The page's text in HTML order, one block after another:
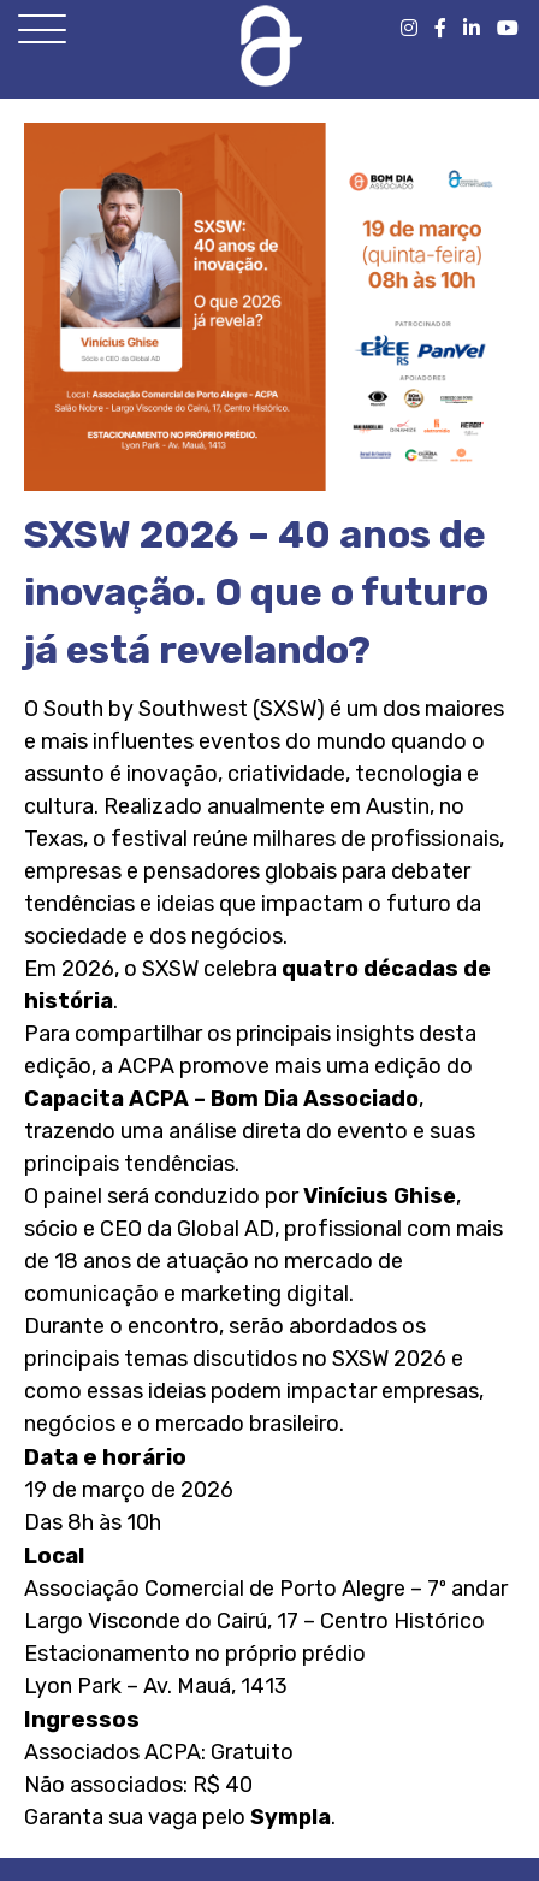
Open
SXSW 2026 – 40 anos de
inovação. O que o futuro
já está revelando?
O South by Southwest (SXSW) é um dos maiores
e mais influentes eventos do mundo quando o
assunto é inovação, criatividade, tecnologia e
cultura. Realizado anualmente em Austin, no
Texas, o festival reúne milhares de profissionais,
empresas e pensadores globais para debater
tendências e ideias que impactam o futuro da
sociedade e dos negócios.
Em 2026, o SXSW celebra quatro décadas de
história.
Para compartilhar os principais insights desta
edição, a ACPA promove mais uma edição do
Capacita ACPA – Bom Dia Associado,
trazendo uma análise direta do evento e suas
principais tendências.
O painel será conduzido porVinícius Ghise,
sócio e CEO da Global AD, profissional com mais
de 18 anos de atuação no mercado de
comunicação e marketing digital.
Durante o encontro, serão abordados os
principais temas discutidos no SXSW 2026 e
como essas ideias podem impactar empresas,
negócios e o mercado brasileiro.
Data e horário
19 de março de 2026
Das 8h às 10h
Local
Associação Comercial de Porto Alegre – 7º andar
Largo Visconde do Cairú, 17 – Centro Histórico
Estacionamento no próprio prédio
Lyon Park – Av. Mauá, 1413
Ingressos
Associados ACPA: Gratuito
Não associados: R$ 40
Garanta sua vaga pelo Sympla.